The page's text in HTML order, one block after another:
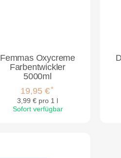
Femmas Oxycreme
Farbentwickler
5000ml
19,95 €*
3,99 € pro 1 l
Sofort verfügbar